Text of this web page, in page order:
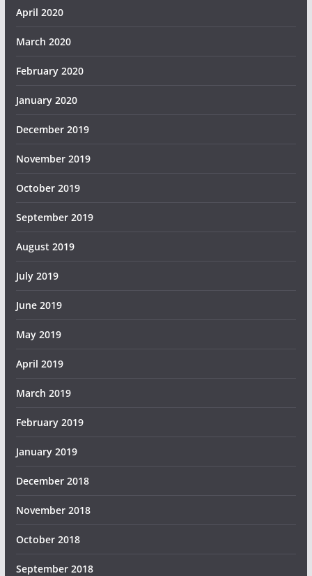
April 2020
March 2020
February 2020
January 2020
December 2019
November 2019
October 2019
September 2019
August 2019
July 2019
June 2019
May 2019
April 2019
March 2019
February 2019
January 2019
December 2018
November 2018
October 2018
September 2018